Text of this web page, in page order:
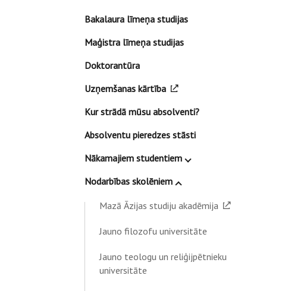
Bakalaura līmeņa studijas
Maģistra līmeņa studijas
Doktorantūra
Uzņemšanas kārtība
Kur strādā mūsu absolventi?
Absolventu pieredzes stāsti
Nākamajiem studentiem
Nodarbības skolēniem
Mazā Āzijas studiju akadēmija
Jauno filozofu universitāte
Jauno teologu un reliģijpētnieku
universitāte